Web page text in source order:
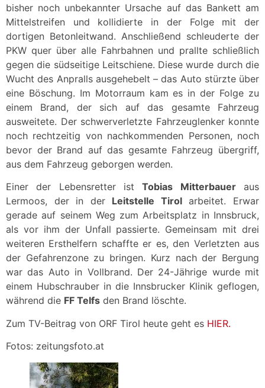
bisher noch unbekannter Ursache auf das Bankett am
Mittelstreifen und kollidierte in der Folge mit der
dortigen Betonleitwand. Anschließend schleuderte der
PKW quer über alle Fahrbahnen und prallte schließlich
gegen die südseitige Leitschiene. Diese wurde durch die
Wucht des Anpralls ausgehebelt – das Auto stürzte über
eine Böschung. Im Motorraum kam es in der Folge zu
einem Brand, der sich auf das gesamte Fahrzeug
ausweitete. Der schwerverletzte Fahrzeuglenker konnte
noch rechtzeitig von nachkommenden Personen, noch
bevor der Brand auf das gesamte Fahrzeug übergriff,
aus dem Fahrzeug geborgen werden.
Einer der Lebensretter istTobias Mitterbaueraus
Lermoos, der in der Leitstelle Tirolarbeitet. Erwar
gerade auf seinem Weg zum Arbeitsplatz in Innsbruck,
als vor ihm der Unfall passierte. Gemeinsam mit drei
weiteren Ersthelfern schaffte er es, den Verletzten aus
der Gefahrenzone zu bringen. Kurz nach der Bergung
war das Auto in Vollbrand. Der 24-Jährige wurde mit
einem Hubschrauber in die Innsbrucker Klinik geflogen,
während die FF Telfs den Brand löschte.
Zum TV-Beitrag von ORF Tirol heute geht es HIER.
Fotos: zeitungsfoto.at